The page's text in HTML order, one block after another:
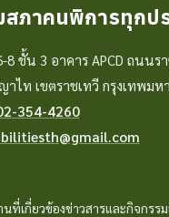
ภาคนพิการทุกป
8 ชั้น 3 อาคาร APCD ถนนร
ไท เขตราชเทวี กรุงเทพมห
354-4260
ที่เกี่ยวข้องข่าวสารและกิจกรรม